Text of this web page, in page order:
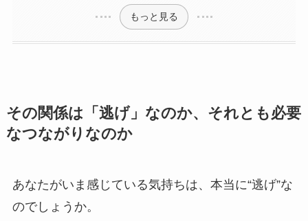
もっと見る
その関係は「逃げ」なのか、それとも必要
なつながりなのか
あなたがいま感じている気持ちは、本当に“逃げ”な
のでしょうか。